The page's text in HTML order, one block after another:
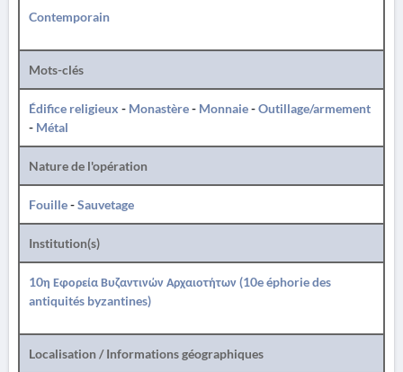
Contemporain
Mots-clés
Édifice religieux - Monastère- Monnaie-Outillage/armement
- Métal
Nature de l'opération
Fouille-Sauvetage
Institution(s)
10η Εφορεία Βυζαντινών Αρχαιοτήτων (10e éphorie des
antiquités byzantines)
Localisation / Informations géographiques